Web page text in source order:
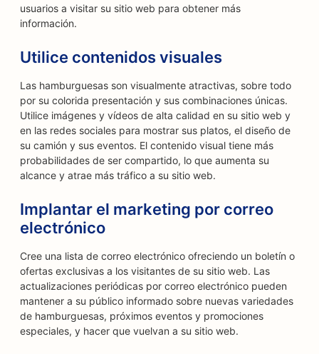
usuarios a visitar su sitio web para obtener más
información.
Utilice contenidos visuales
Las hamburguesas son visualmente atractivas, sobre todo
por su colorida presentación y sus combinaciones únicas.
Utilice imágenes y vídeos de alta calidad en su sitio web y
en las redes sociales para mostrar sus platos, el diseño de
su camión y sus eventos. El contenido visual tiene más
probabilidades de ser compartido, lo que aumenta su
alcance y atrae más tráfico a su sitio web.
Implantar el marketing por correo
electrónico
Cree una lista de correo electrónico ofreciendo un boletín o
ofertas exclusivas a los visitantes de su sitio web. Las
actualizaciones periódicas por correo electrónico pueden
mantener a su público informado sobre nuevas variedades
de hamburguesas, próximos eventos y promociones
especiales, y hacer que vuelvan a su sitio web.